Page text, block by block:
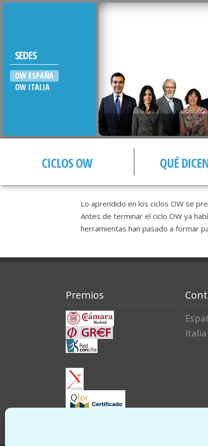
SEDES
OW ESPAÑA
OW ITALIA
CICLOS OW QUÉ
Lo aprendido en los ciclos OW se
Antes de terminar el ciclo OW ya
herramientas han pasado a formar
Premios
Italia